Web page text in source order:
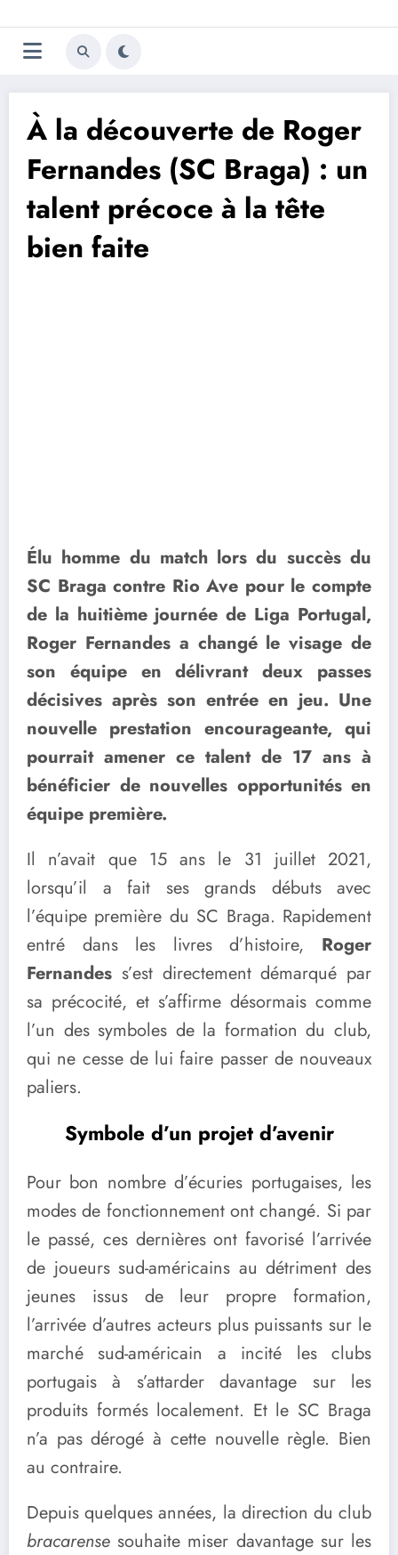
au
contenu
Trivela
L'actualité du football
À la découverte de Roger
Fernandes (SC Braga) : un
talent précoce à la tête
bien faite
Élu homme du match lors du succès du
SC Braga contre Rio Ave pour le compte
de la huitième journée de Liga Portugal,
Roger Fernandes a changé le visage de
son équipe en délivrant deux passes
décisives après son entrée en jeu. Une
nouvelle prestation encourageante, qui
pourrait amener ce talent de 17 ans à
bénéficier de nouvelles opportunités en
équipe première.
Il n’avait que 15 ans le 31 juillet 2021,
lorsqu’il a fait ses grands débuts avec
l’équipe première du SC Braga. Rapidement
entré dans les livres d’histoire, Roger
Fernandes s’est directement démarqué par
sa précocité, et s’affirme désormais comme
l’un des symboles de la formation du club,
qui ne cesse de lui faire passer de nouveaux
paliers.
Symbole d’un projet d’avenir
Pour bon nombre d’écuries portugaises, les
modes de fonctionnement ont changé. Si par
le passé, ces dernières ont favorisé l’arrivée
de joueurs sud-américains au détriment des
jeunes issus de leur propre formation,
l’arrivée d’autres acteurs plus puissants sur le
marché sud-américain a incité les clubs
portugais à s’attarder davantage sur les
produits formés localement. Et le SC Braga
n’a pas dérogé à cette nouvelle règle. Bien
au contraire.
Depuis quelques années, la direction du club
bracarense souhaite miser davantage sur les